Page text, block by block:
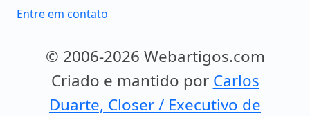
Entre em contato
© 2006-2026 Webartigos.com
Criado e mantido por Carlos
Duarte, Closer / Executivo de